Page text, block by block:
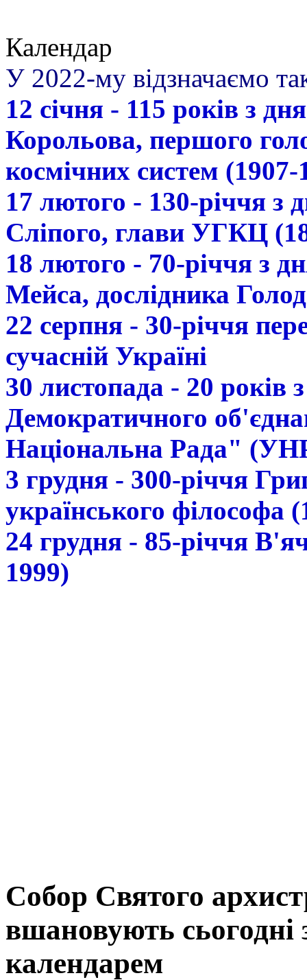
Календар
У 2022-му відзначаємо
12 січня - 115 років з
Корольова, першого
космічних систем (1907-
17 лютого - 130-річчя з
Сліпого, глави УГКЦ
18 лютого - 70-річчя з
Мейса, дослідника
22 серпня - 30-річчя
сучасній Україні
30 листопада - 20 років
Демократичного
Національна Рада"
3 грудня - 300-річчя
українського філософа
24 грудня - 85-річчя
1999)
Собор Святого
вшановують
календарем